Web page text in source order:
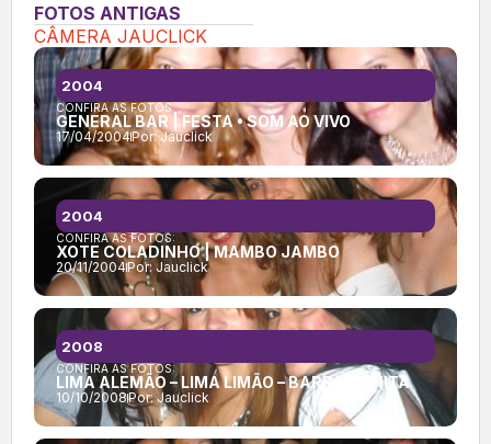
FOTOS ANTIGAS
CÂMERA JAUCLICK
CONFIRA AS FOTOS:
GENERAL BAR | FESTA • SOM AO VIVO
17/04/2004Por:Jauclick
2004
CONFIRA AS FOTOS:
XOTE COLADINHO | MAMBO JAMBO
20/11/2004Por: Jauclick
2004
CONFIRA AS FOTOS:
LIMA ALEMÃO – LIMA LIMÃO – BARRA BONITA
10/10/2008Por:Jauclick
2008